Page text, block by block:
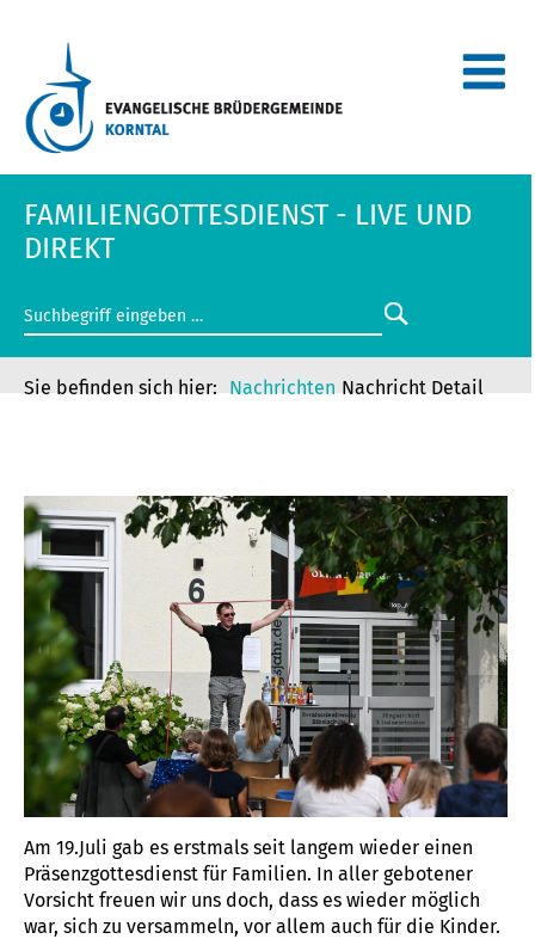
FAMILIENGOTTESDIENST - LIVE UND
DIREKT
Nachrichten Nachricht Detail
Am 19.Juli gab es erstmals seit langem wieder einen
Präsenzgottesdienst für Familien. In aller gebotener
Vorsicht freuen wir uns doch, dass es wieder möglich
war, sich zu versammeln, vor allem auch für die Kinder.